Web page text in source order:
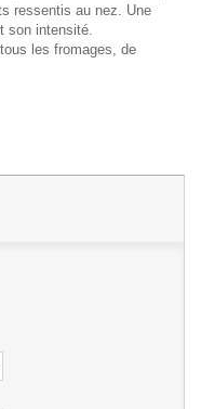
ressentis au nez. Une
son intensité.
les fromages, de